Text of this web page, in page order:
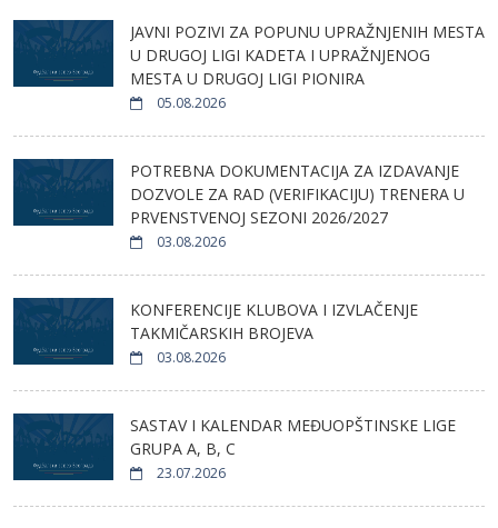
JAVNI POZIVI ZA POPUNU UPRAŽNJENIH MESTA
U DRUGOJ LIGI KADETA I UPRAŽNJENOG
MESTA U DRUGOJ LIGI PIONIRA
05.08.2026
POTREBNA DOKUMENTACIJA ZA IZDAVANJE
DOZVOLE ZA RAD (VERIFIKACIJU) TRENERA U
PRVENSTVENOJ SEZONI 2026/2027
03.08.2026
KONFERENCIJE KLUBOVA I IZVLAČENJE
TAKMIČARSKIH BROJEVA
03.08.2026
SASTAV I KALENDAR MEĐUOPŠTINSKE LIGE
GRUPA A, B, C
23.07.2026